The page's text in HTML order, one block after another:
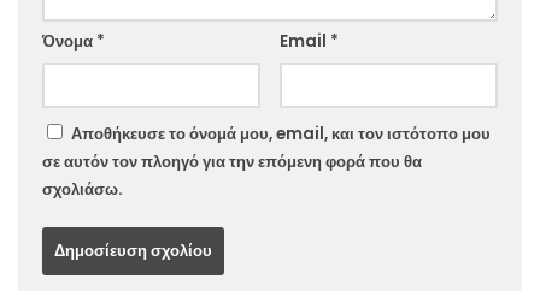
Όνομα * Email *
Website
Αποθήκευσε το όνομά μου, email, και τον ιστότοπο μου
σε αυτόν τον πλοηγό για την επόμενη φορά που θα
σχολιάσω.